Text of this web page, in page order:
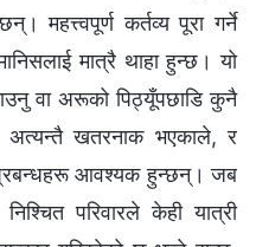
महत्त्वपूर्ण कर्तव्य पूरा गर्ने
मात्रै थाहा हुन्छ। यो
वा अरूको पिठ्यूँपछाडि कुनै
अत्यन्तै खतरनाक भएकाले, र
प्रबन्धहरू आवश्यक हुन्छन्। जब
परिवारले केही यात्री